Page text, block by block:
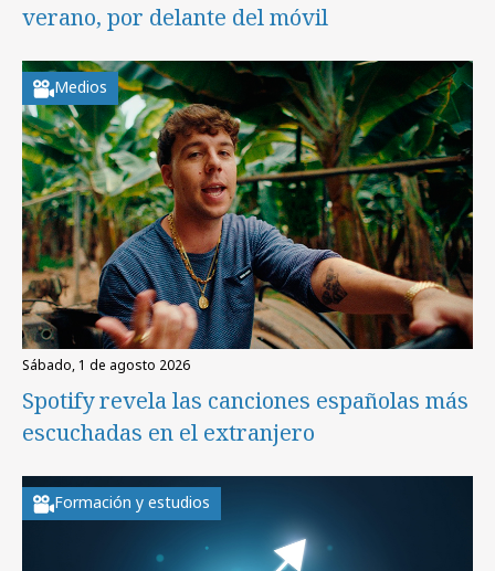
verano, por delante del móvil
Medios
sábado, 1 de agosto 2026
Spotify revela las canciones españolas más
escuchadas en el extranjero
Formación y estudios